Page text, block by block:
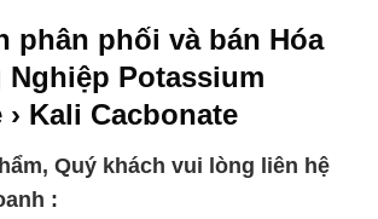
phân phối và bán Hóa
Nghiệp Potassium
› Kali Cacbonate
Quý khách vui lòng liên hệ
: